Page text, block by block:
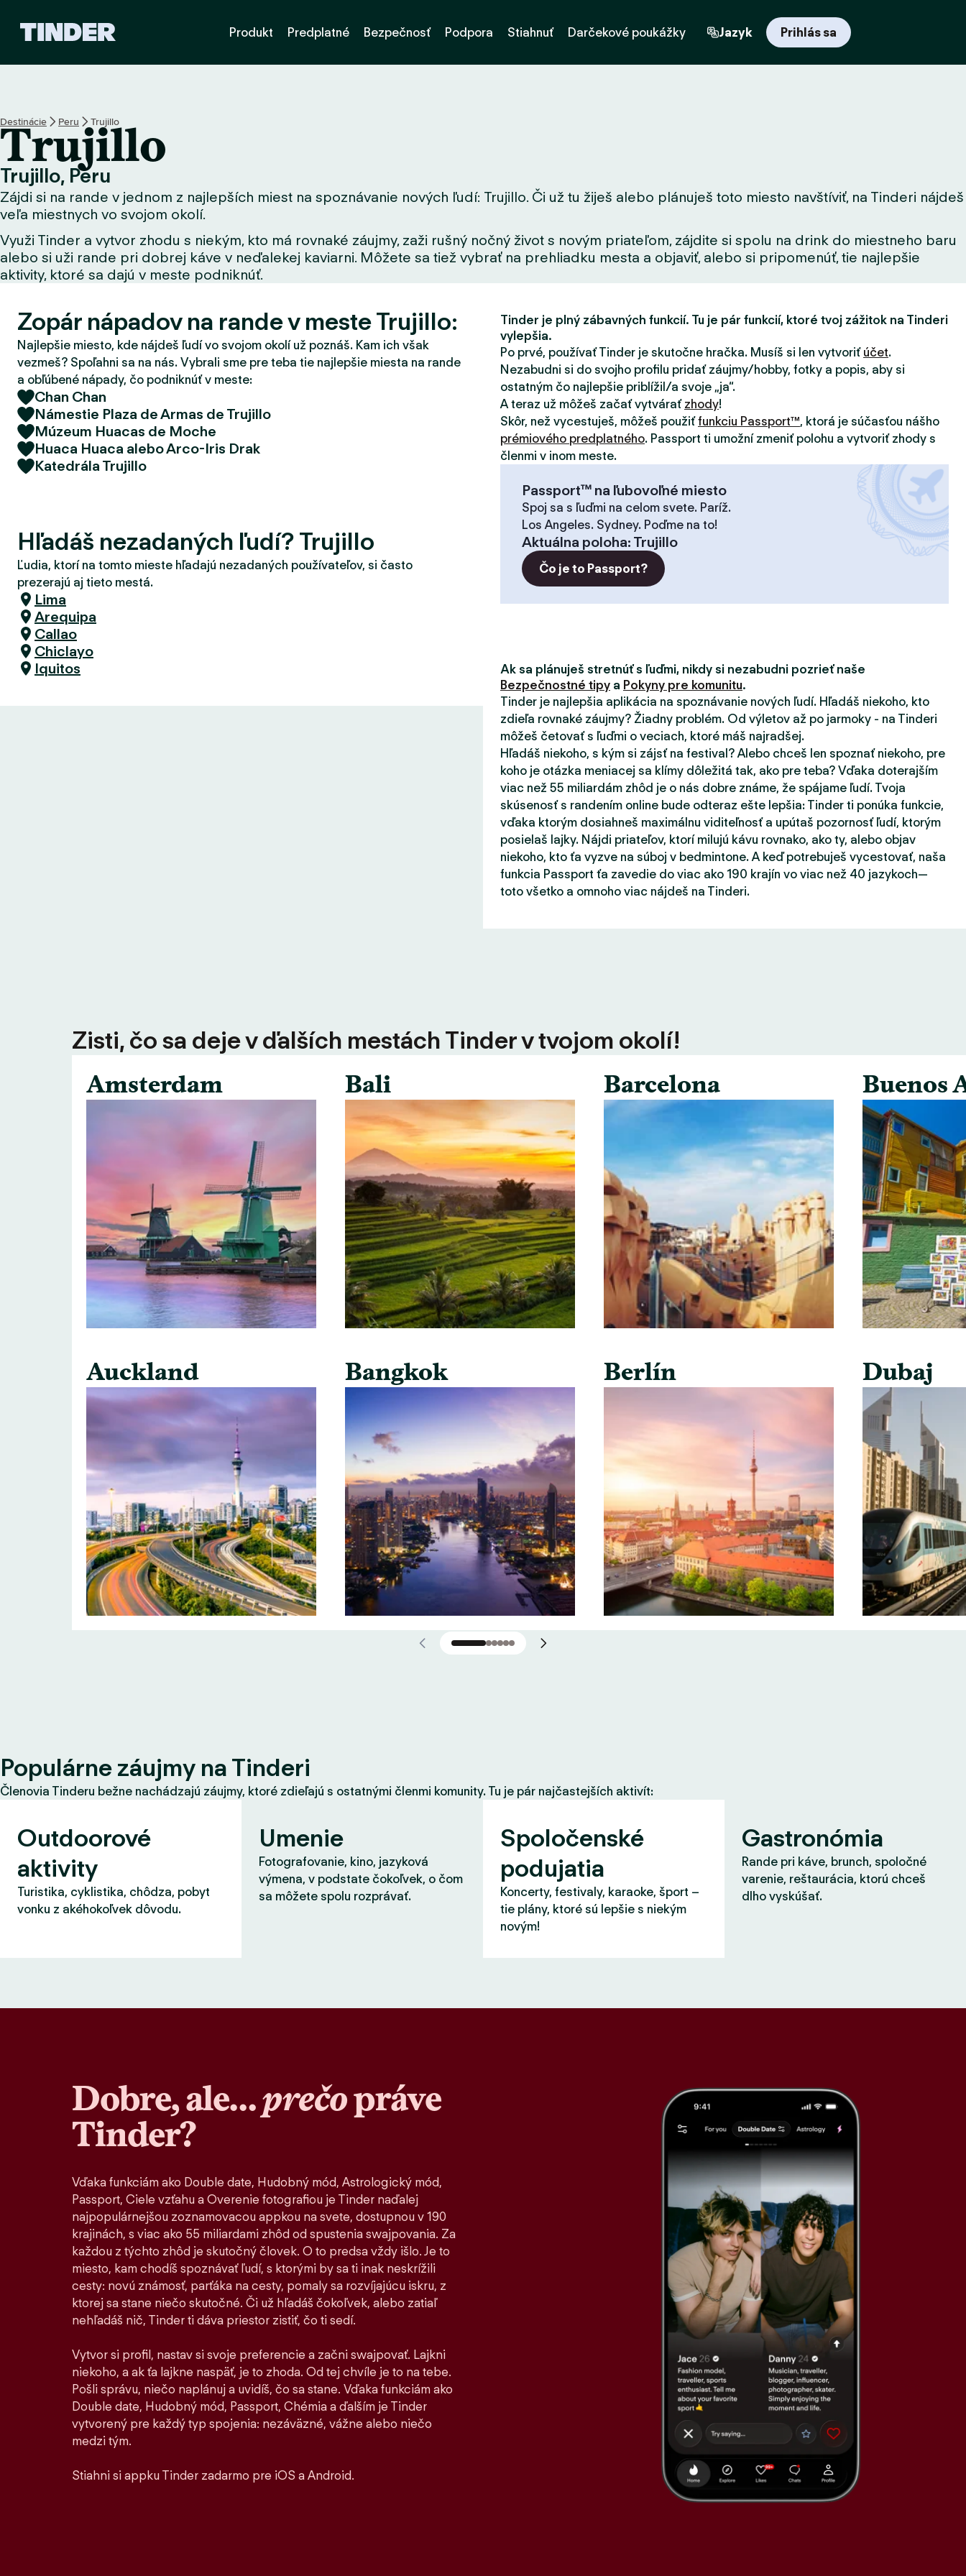
k
a
z
v
k
a
T
n
d
e
r
Produkt Predplatné Bezpečnosť Podpora Stiahnuť Darčekové poukážky Jazyk Prihlás sa
Destinácie Peru Trujillo
Trujillo
Trujillo, Peru
Zájdi si na rande v jednom z najlepších miest na spoznávanie nových ľudí: Trujillo. Či už tu žiješ alebo plánuješ toto miesto navštíviť, na Tinderi nájdeš
veľa miestnych vo svojom okolí.
Využi Tinder a vytvor zhodu s niekým, kto má rovnaké záujmy, zaži rušný nočný život s novým priateľom, zájdite si spolu na drink do miestneho baru
alebo si uži rande pri dobrej káve v neďalekej kaviarni. Môžete sa tiež vybrať na prehliadku mesta a objaviť, alebo si pripomenúť, tie najlepšie
aktivity, ktoré sa dajú v meste podniknúť.
Zopár nápadov na rande v meste Trujillo:
Najlepšie miesto, kde nájdeš ľudí vo svojom okolí už poznáš. Kam ich však
vezmeš? Spoľahni sa na nás. Vybrali sme pre teba tie najlepšie miesta na rande
a obľúbené nápady, čo podniknúť v meste:
Chan Chan
Námestie Plaza de Armas de Trujillo
Múzeum Huacas de Moche
Huaca Huaca alebo Arco-Iris Drak
Katedrála Trujillo
Hľadáš nezadaných ľudí? Trujillo
Ľudia, ktorí na tomto mieste hľadajú nezadaných používateľov, si často
prezerajú aj tieto mestá.
Lima
Arequipa
Callao
Chiclayo
Iquitos
Tinder je plný zábavných funkcií. Tu je pár funkcií, ktoré tvoj zážitok na Tinderi
vylepšia.
Po prvé, používať Tinder je skutočne hračka. Musíš si len vytvoriť účet.
Nezabudni si do svojho profilu pridať záujmy/hobby, fotky a popis, aby si
ostatným čo najlepšie priblížil/a svoje „ja“.
A teraz už môžeš začať vytvárať zhody!
Skôr, než vycestuješ, môžeš použiťfunkciu Passport™, ktorá je súčasťou nášho
prémiového predplatného. Passport ti umožní zmeniť polohu a vytvoriť zhody s
členmi v inom meste.
Passport™ na ľubovoľné miesto
Spoj sa s ľuďmi na celom svete. Paríž.
Los Angeles. Sydney. Poďme na to!
Aktuálna poloha: Trujillo
Čo je to Passport?
Ak sa plánuješ stretnúť s ľuďmi, nikdy si nezabudni pozrieť naše
Bezpečnostné tipy a Pokyny pre komunitu.
Tinder je najlepšia aplikácia na spoznávanie nových ľudí. Hľadáš niekoho, kto
zdieľa rovnaké záujmy? Žiadny problém. Od výletov až po jarmoky - na Tinderi
môžeš četovať s ľuďmi o veciach, ktoré máš najradšej.
Hľadáš niekoho, s kým si zájsť na festival? Alebo chceš len spoznať niekoho, pre
koho je otázka meniacej sa klímy dôležitá tak, ako pre teba? Vďaka doterajším
viac než 55 miliardám zhôd je o nás dobre známe, že spájame ľudí. Tvoja
skúsenosť s randením online bude odteraz ešte lepšia: Tinder ti ponúka funkcie,
vďaka ktorým dosiahneš maximálnu viditeľnosť a upútaš pozornosť ľudí, ktorým
posielaš lajky. Nájdi priateľov, ktorí milujú kávu rovnako, ako ty, alebo objav
niekoho, kto ťa vyzve na súboj v bedmintone. A keď potrebuješ vycestovať, naša
funkcia Passport ťa zavedie do viac ako 190 krajín vo viac než 40 jazykoch—
toto všetko a omnoho viac nájdeš na Tinderi.
Zisti, čo sa deje v ďalších mestách Tinder v tvojom okolí!
Amsterdam
Auckland
Bali
Bangkok
Barcelona
Berlín
Buenos
Dubaj
Populárne záujmy na Tinderi
Členovia Tinderu bežne nachádzajú záujmy, ktoré zdieľajú s ostatnými členmi komunity. Tu je pár najčastejších aktivít:
Outdoorové
aktivity
Turistika, cyklistika, chôdza, pobyt
vonku z akéhokoľvek dôvodu.
Umenie
Fotografovanie, kino, jazyková
výmena, v podstate čokoľvek, o čom
sa môžete spolu rozprávať.
Spoločenské
podujatia
Koncerty, festivaly, karaoke, šport –
tie plány, ktoré sú lepšie s niekým
novým!
Gastronómia
Rande pri káve, brunch, spoločné
varenie, reštaurácia, ktorú chceš
dlho vyskúšať.
Dobre, ale…prečopráve
Tinder?
Vďaka funkciám ako Double date, Hudobný mód, Astrologický mód,
Passport, Ciele vzťahu a Overenie fotografiou je Tinder naďalej
najpopulárnejšou zoznamovacou appkou na svete, dostupnou v 190
krajinách, s viac ako 55 miliardami zhôd od spustenia swajpovania. Za
každou z týchto zhôd je skutočný človek. O to predsa vždy išlo. Je to
miesto, kam chodíš spoznávať ľudí, s ktorými by sa ti inak neskrížili
cesty: novú známosť, parťáka na cesty, pomaly sa rozvíjajúcu iskru, z
ktorej sa stane niečo skutočné. Či už hľadáš čokoľvek, alebo zatiaľ
nehľadáš nič, Tinder ti dáva priestor zistiť, čo ti sedí.
Vytvor si profil, nastav si svoje preferencie a začni swajpovať. Lajkni
niekoho, a ak ťa lajkne naspäť, je to zhoda. Od tej chvíle je to na tebe.
Pošli správu, niečo naplánuj a uvidíš, čo sa stane. Vďaka funkciám ako
Double date, Hudobný mód, Passport, Chémia a ďalším je Tinder
vytvorený pre každý typ spojenia: nezáväzné, vážne alebo niečo
medzi tým.
Stiahni si appku Tinder zadarmo pre iOS a Android.